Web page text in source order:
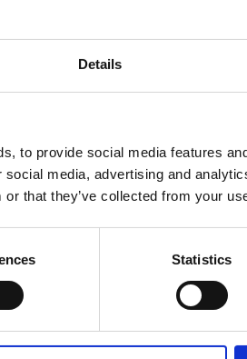
Details
to provide social media features
media, advertising and
that they’ve collected from your
Statistics
Nettbutikk
Kataloger